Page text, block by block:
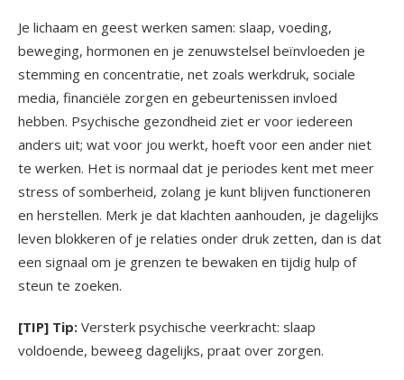
Je lichaam en geest werken samen: slaap, voeding,
beweging, hormonen en je zenuwstelsel beïnvloeden je
stemming en concentratie, net zoals werkdruk, sociale
media, financiële zorgen en gebeurtenissen invloed
hebben. Psychische gezondheid ziet er voor iedereen
anders uit; wat voor jou werkt, hoeft voor een ander niet
te werken. Het is normaal dat je periodes kent met meer
stress of somberheid, zolang je kunt blijven functioneren
en herstellen. Merk je dat klachten aanhouden, je dagelijks
leven blokkeren of je relaties onder druk zetten, dan is dat
een signaal om je grenzen te bewaken en tijdig hulp of
steun te zoeken.
[TIP] Tip: Versterk psychische veerkracht: slaap
voldoende, beweeg dagelijks, praat over zorgen.